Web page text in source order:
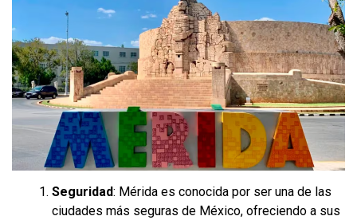
Seguridad: Mérida es conocida por ser una de las
ciudades más seguras de México, ofreciendo a sus